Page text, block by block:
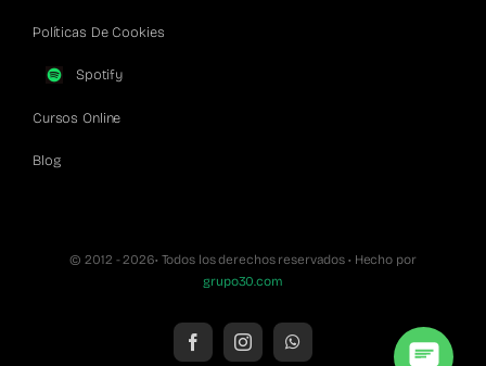
Políticas De Cookies
Spotify
Cursos Online
Blog
© 2012 - 2026• Todos los derechos reservados • Hecho por
grupo30.com